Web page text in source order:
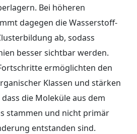
Bei höheren
dagegen die Wasserstoff-
ab, sodass
besser sichtbar werden.
ermöglichten den
Klassen und stärken
die Moleküle aus dem
stammen und nicht primär
entstanden sind.